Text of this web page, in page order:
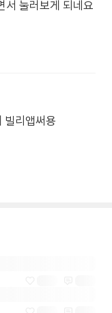
서 눌러보게 되네요
빌리앱써용